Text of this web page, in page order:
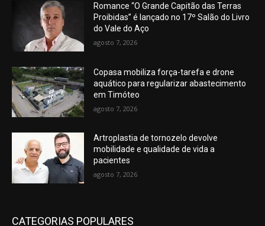
Romance “O Grande Capitão das Terras
Proibidas” é lançado no 17º Salão do Livro
do Vale do Aço
agosto 7, 2026
Copasa mobiliza força-tarefa e drone
aquático para regularizar abastecimento
em Timóteo
agosto 7, 2026
Artroplastia de tornozelo devolve
mobilidade e qualidade de vida a
pacientes
agosto 7, 2026
CATEGORIAS POPULARES